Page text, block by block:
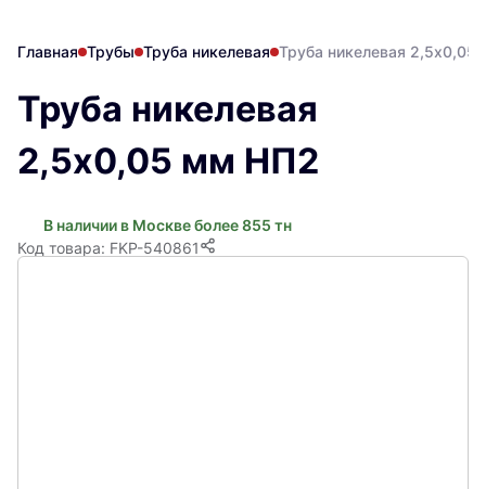
Главная Трубы Труба никелевая Труба никелевая
Труба никелевая
2,5х0,05 мм НП2
В наличии в Москве более 855 тн
Код товара: FKP-540861